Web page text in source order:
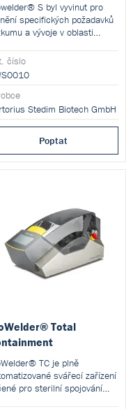
S byl vyvinut pro
specifických požadavků
a vývoje v oblasti
výrobu v souladu s GMP.
umožňuje rychlé a
spojování malých PVC
TPE trubiček v
prostorách i v
prostorách třídy B
z klíčových výhod je, že
pouze jedna čepel
dvou sterilních
číslo
Stedim Biotech GmbH
Poptat
Total
TC je plně
svářecí zařízení
pro sterilní spojování